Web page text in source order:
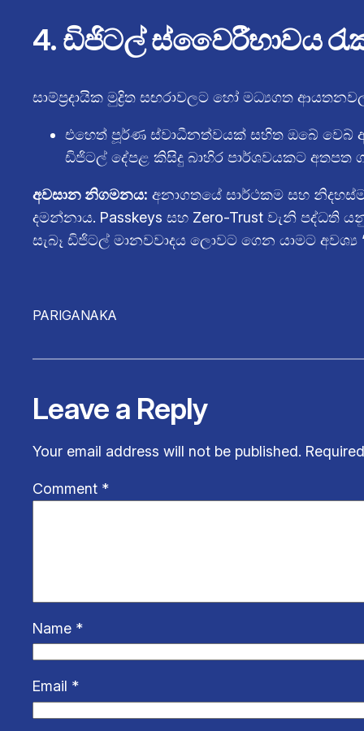
4. ඩිජිටල් ස්වෛරීභාවය
සාම්ප්‍රදායික මුද්‍රිත සඟරාවලට හෝ මධ්‍යගත
එහෙත් පූර්ණ ස්වාධීනත්වයක් සහිත ඔබේ වෙබ්
ඩිජිටල් දේපළ කිසිදු බාහිර පාර්ශවයකට
අවසාන නිගමනය: අනාගතයේ සාර්ථකම සහ
දමන්නාය. Passkeys සහ Zero-Trust වැනි
සැබෑ ඩිජිටල් මානවවාදය ලොවට ගෙන යාමට
PARIGANAKA
Leave a Reply
Your email address will not be published.
Comment *
Name *
Email *